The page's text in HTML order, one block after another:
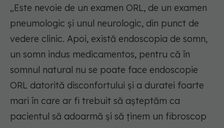
„Este nevoie de un examen ORL, de un examen
pneumologic și unul neurologic, din punct de
vedere clinic. Apoi, există endoscopia de somn,
un somn indus medicamentos, pentru că în
somnul natural nu se poate face endoscopie
ORL datorită disconfortului și a duratei foarte
mari în care ar fi trebuit să așteptăm ca
pacientul să adoarmă și să ținem un fibroscop